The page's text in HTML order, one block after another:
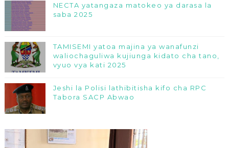
NECTA yatangaza matokeo ya darasa la
saba 2025
TAMISEMI yatoa majina ya wanafunzi
waliochaguliwa kujiunga kidato cha tano,
vyuo vya kati 2025
Jeshi la Polisi lathibitisha kifo cha RPC
Tabora SACP Abwao